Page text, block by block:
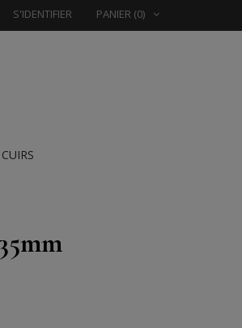
PANIER (0)
S'IDENTIFIER